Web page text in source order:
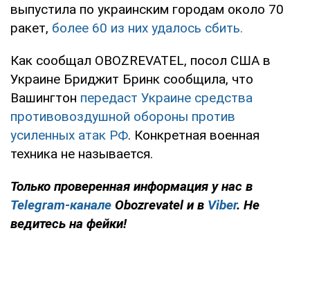
выпустила по украинским городам около 70
ракет, более 60 из них удалось сбить.
Как сообщал OBOZREVATEL, посол США в
Украине Бриджит Бринк сообщила, что
Вашингтон передаст Украине средства
противовоздушной обороны против
усиленных атак РФ. Конкретная военная
техника не называется.
Только проверенная информация у нас в
Telegram-канале Obozrevatel и в Viber. Не
ведитесь на фейки!